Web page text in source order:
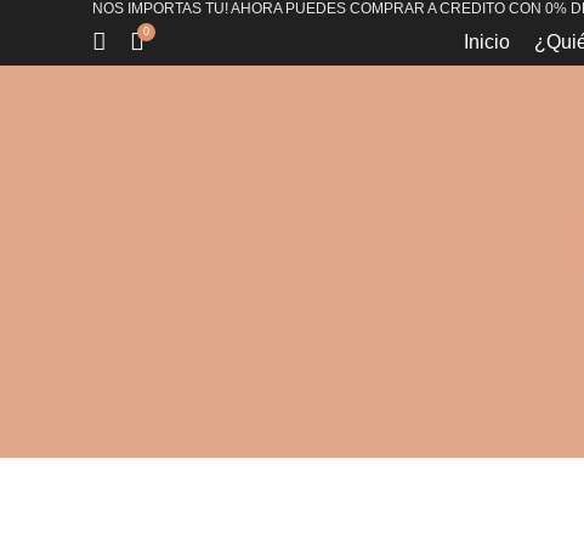
NOS IMPORTAS TU! AHORA PUEDES COMPRAR A CREDITO CON 0%
0 Inicio